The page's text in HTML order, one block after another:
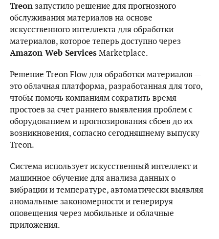
Treon запустило решение для прогнозного
обслуживания материалов на основе
искусственного интеллекта для обработки
материалов, которое теперь доступно через
Amazon Web ServicesMarketplace.
Решение Treon Flow для обработки материалов —
это облачная платформа, разработанная для того,
чтобы помочь компаниям сократить время
простоев за счет раннего выявления проблем с
оборудованием и прогнозирования сбоев до их
возникновения, согласно сегодняшнему выпуску
Treon.
Система использует искусственный интеллект и
машинное обучение для анализа данных о
вибрации и температуре, автоматически выявляя
аномальные закономерности и генерируя
оповещения через мобильные и облачные
приложения.